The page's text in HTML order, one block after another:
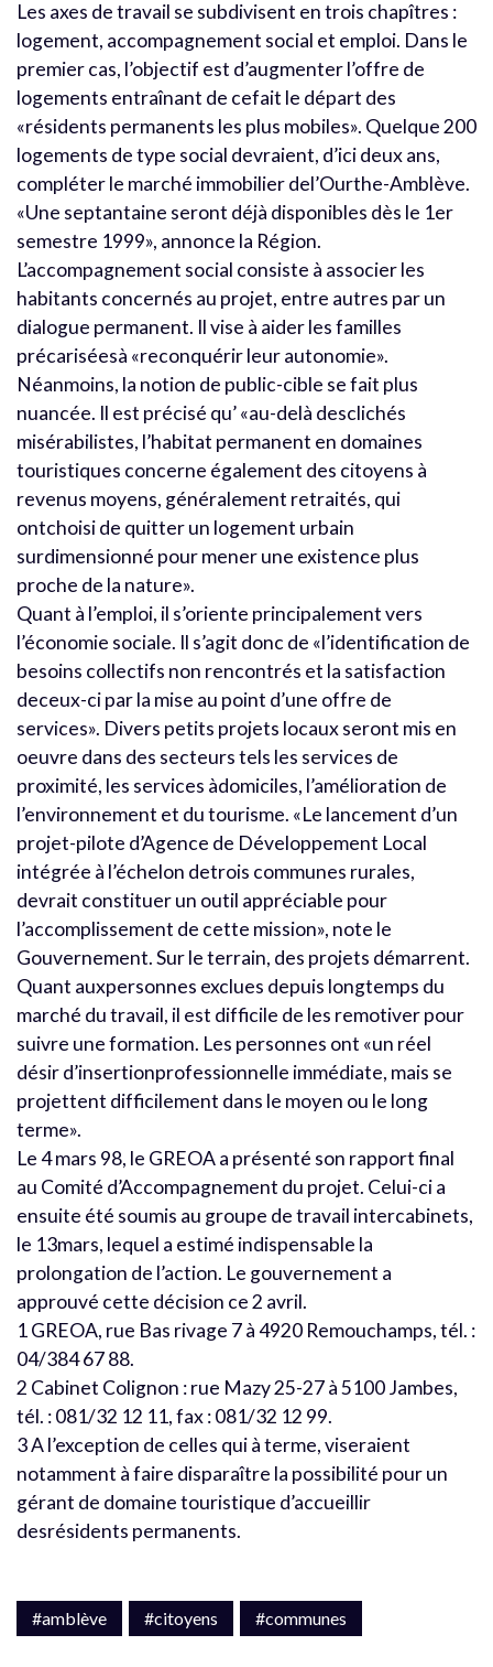
Les axes de travail se subdivisent en trois chapîtres :
logement, accompagnement social et emploi. Dans le
premier cas, l’objectif est d’augmenter l’offre de
logements entraînant de cefait le départ des
«résidents permanents les plus mobiles». Quelque 200
logements de type social devraient, d’ici deux ans,
compléter le marché immobilier del’Ourthe-Amblève.
«Une septantaine seront déjà disponibles dès le 1er
semestre 1999», annonce la Région.
L’accompagnement social consiste à associer les
habitants concernés au projet, entre autres par un
dialogue permanent. Il vise à aider les familles
précariséesà «reconquérir leur autonomie».
Néanmoins, la notion de public-cible se fait plus
nuancée. Il est précisé qu’ «au-delà desclichés
misérabilistes, l’habitat permanent en domaines
touristiques concerne également des citoyens à
revenus moyens, généralement retraités, qui
ontchoisi de quitter un logement urbain
surdimensionné pour mener une existence plus
proche de la nature».
Quant à l’emploi, il s’oriente principalement vers
l’économie sociale. Il s’agit donc de «l’identification de
besoins collectifs non rencontrés et la satisfaction
deceux-ci par la mise au point d’une offre de
services». Divers petits projets locaux seront mis en
oeuvre dans des secteurs tels les services de
proximité, les services àdomiciles, l’amélioration de
l’environnement et du tourisme. «Le lancement d’un
projet-pilote d’Agence de Développement Local
intégrée à l’échelon detrois communes rurales,
devrait constituer un outil appréciable pour
l’accomplissement de cette mission», note le
Gouvernement. Sur le terrain, des projets démarrent.
Quant auxpersonnes exclues depuis longtemps du
marché du travail, il est difficile de les remotiver pour
suivre une formation. Les personnes ont «un réel
désir d’insertionprofessionnelle immédiate, mais se
projettent difficilement dans le moyen ou le long
terme».
Le 4 mars 98, le GREOA a présenté son rapport final
au Comité d’Accompagnement du projet. Celui-ci a
ensuite été soumis au groupe de travail intercabinets,
le 13mars, lequel a estimé indispensable la
prolongation de l’action. Le gouvernement a
approuvé cette décision ce 2 avril.
1 GREOA, rue Bas rivage 7 à 4920 Remouchamps, tél. :
04/384 67 88.
2 Cabinet Colignon : rue Mazy 25-27 à 5100 Jambes,
tél. : 081/32 12 11, fax : 081/32 12 99.
3 A l’exception de celles qui à terme, viseraient
notamment à faire disparaître la possibilité pour un
gérant de domaine touristique d’accueillir
desrésidents permanents.
#amblève #citoyens #communes